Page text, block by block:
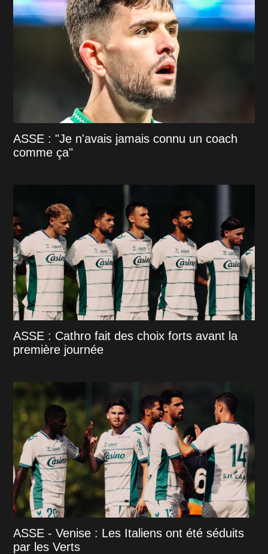
ASSE : "Je n'avais jamais connu un coach
comme ça"
ASSE : Cathro fait des choix forts avant la
première journée
ASSE - Venise : Les Italiens ont été séduits
par les Verts